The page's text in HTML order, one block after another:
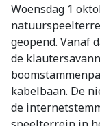
Woensdag 1
geopend. Vanaf
de
kabelbaan. De
de